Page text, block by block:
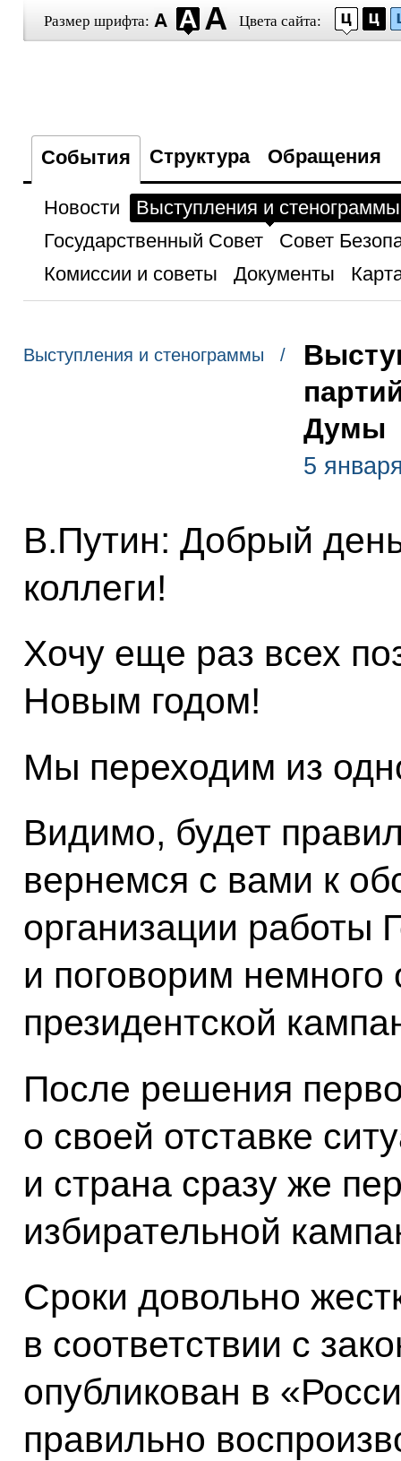
Размер шрифта: Цвета сайта:
События Структура Обращения
Новости
Выступления и стенограммы
Государственный Совет
Совет
Комиссии и советы
Документы
Выступления и стенограммы /
Думы
5
В.Путин: Добрый
коллеги!
Хочу еще раз всех
Новым годом!
Мы переходим из
Видимо, будет
вернемся с вами к
организации работы
и поговорим
президентской
После решения
о своей отставке
и страна сразу же
избирательной
Сроки довольно
в соответствии с
опубликован в
правильно